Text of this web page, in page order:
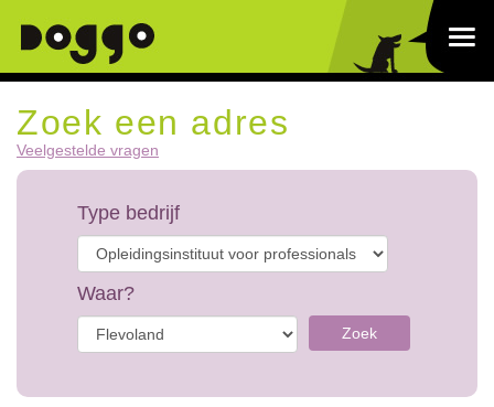
Zoek een adres
Veelgestelde vragen
Type bedrijf
Waar?
Zoek